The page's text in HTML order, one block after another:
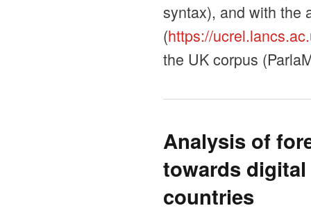
syntax), and with the
(https://
the UK corpus
Analysis of
towards
countries